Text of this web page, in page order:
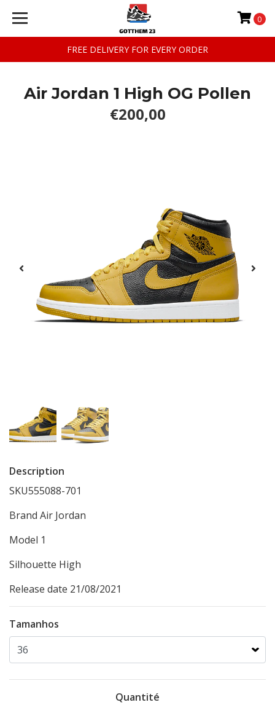
FREE DELIVERY FOR EVERY ORDER
0
Air Jordan 1 High OG Pollen
€200,00
Description
SKU555088-701
Brand Air Jordan
Model 1
Silhouette High
Release date 21/08/2021
Tamanhos
Quantité